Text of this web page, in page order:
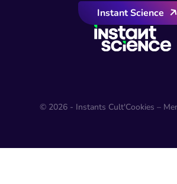
Instant Science
© 2026 - Instants Cult'Cookies –